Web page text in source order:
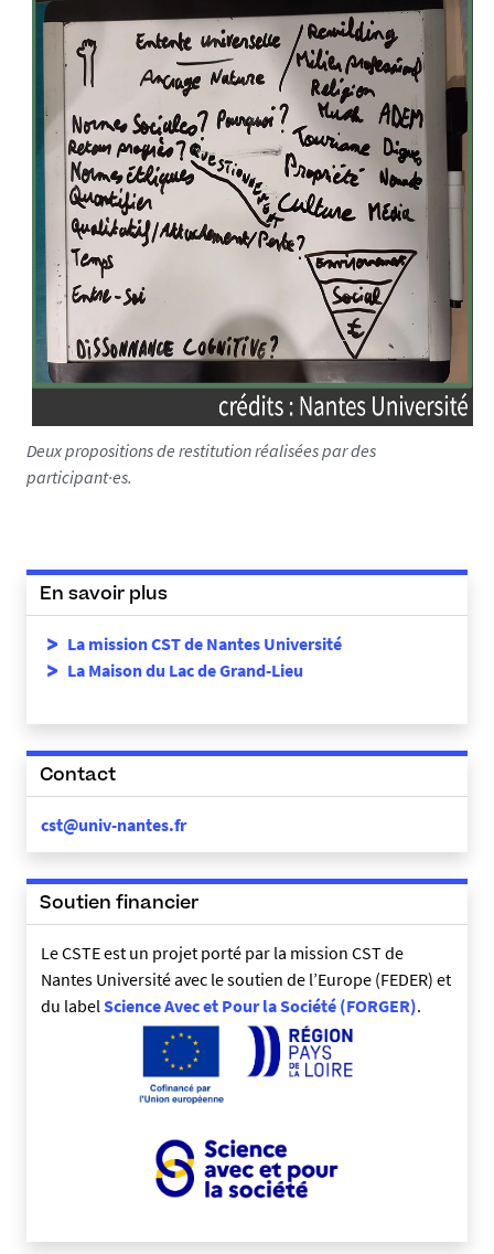
Deux propositions de restitution réalisées par des
participant·es.
En savoir plus
La mission CST de Nantes Université
La Maison du Lac de Grand-Lieu
Contact
cst@univ-nantes.fr
Soutien financier
Le CSTE est un projet porté par la mission CST de
Nantes Université avec le soutien de l’Europe (FEDER) et
du labelScience Avec et Pour la Société (FORGER).